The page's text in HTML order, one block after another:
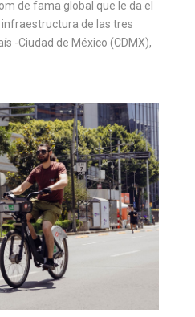
de fama global que le da el
infraestructura de las tres
-Ciudad de México (CDMX),